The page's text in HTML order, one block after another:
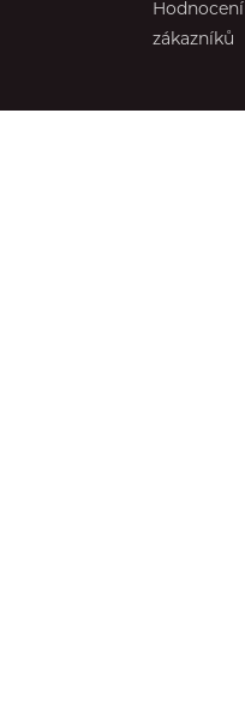
Hodnocení
zákazníků